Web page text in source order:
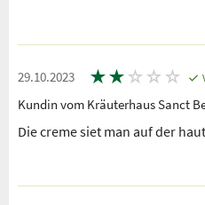
29.10.2023 ★★ ☆ ☆ ☆
Kundin vom Kräuterhaus Sanct
Die creme siet man auf der